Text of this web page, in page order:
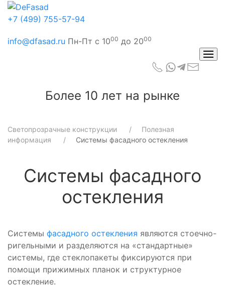
+7 (499) 755-57-94
info@dfasad.ru Пн-Пт с 1000 до 2000
Более 10 лет на рынке
Светопрозрачные конструкции
Полезная
информация
Системы фасадного остекления
Системы фасадного
остекления
Системы фасадного остекления являются стоечно-
ригельными и разделяются на «стандартные»
системы, где стеклопакеты фиксируются при
помощи прижимных планок и структурное
остекление.